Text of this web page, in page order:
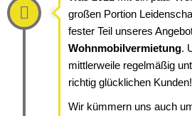
großen Portion
fester Teil unseres
Wohnmobilvermietung.
mittlerweile regelmäßig
richtig glücklichen Kunden!
Wir kümmern uns auch